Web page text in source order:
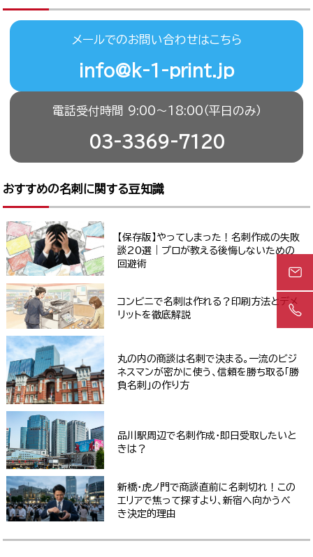
メールでのお問い合わせはこちら
info@k-1-print.jp
電話受付時間 9:00〜18:00（平日のみ）
03-3369-7120
おすすめの名刺に関する豆知識
【保存版】やってしまった！名刺作成の失敗
談20選｜プロが教える後悔しないための
回避術
コンビニで名刺は作れる？印刷方法とデメ
リットを徹底解説
丸の内の商談は名刺で決まる。一流のビジ
ネスマンが密かに使う、信頼を勝ち取る「勝
負名刺」の作り方
品川駅周辺で名刺作成・即日受取したいと
きは？
新橋・虎ノ門で商談直前に名刺切れ！この
エリアで焦って探すより、新宿へ向かうべ
き決定的理由